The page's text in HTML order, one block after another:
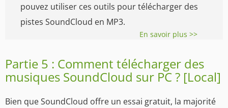
pouvez utiliser ces outils pour télécharger des
pistes SoundCloud en MP3.
En savoir plus >>
Partie 5 : Comment télécharger des
musiques SoundCloud sur PC ? [Local]
Bien que SoundCloud offre un essai gratuit, la majorité